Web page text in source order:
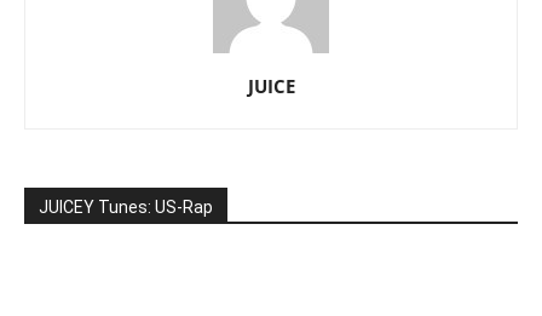
JUICE
JUICEY Tunes: US-Rap